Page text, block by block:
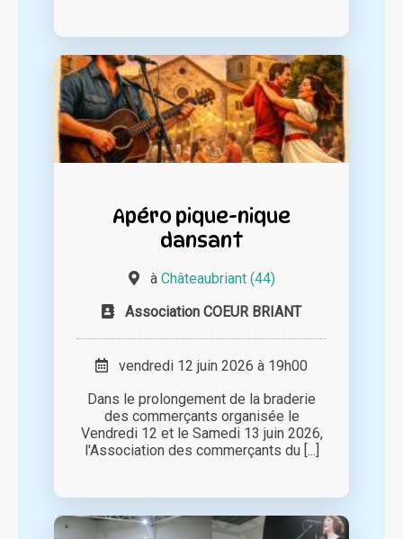
Apéro pique-nique
dansant
à Châteaubriant (44)
Association COEUR BRIANT
vendredi 12 juin 2026 à 19h00
Dans le prolongement de la braderie
des commerçants organisée le
Vendredi 12 et le Samedi 13 juin 2026,
l'Association des commerçants du [...]